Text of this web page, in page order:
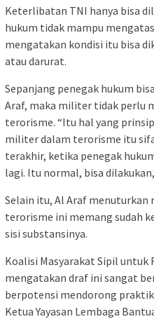
Keterlibatan TNI hanya bisa
hukum tidak mampu
mengatakan kondisi itu bisa
atau darurat.
Sepanjang penegak hukum
Araf, maka militer tidak perlu
terorisme. “Itu hal yang
militer dalam terorisme itu
terakhir, ketika penegak
lagi. Itu normal, bisa
Selain itu, Al Araf menuturkan
terorisme ini memang sudah
sisi substansinya.
Koalisi Masyarakat Sipil untuk
mengatakan draf ini sangat
berpotensi mendorong
Ketua Yayasan Lembaga